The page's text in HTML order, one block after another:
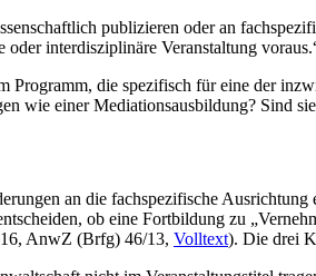
publizieren oder an
interdisziplinäre Veranstaltung
die spezifisch für eine der
wie einer Mediationsausbildung? Sind
an die fachspezifische Ausrichtung
ob eine Fortbildung zu
AnwZ (Brfg) 46/13, Volltext). Die drei